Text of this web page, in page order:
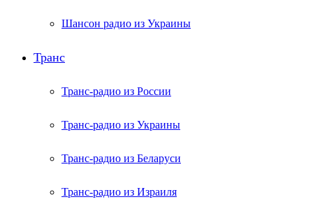
Шансон радио из Украины
Транс
Транс-радио из России
Транс-радио из Украины
Транс-радио из Беларуси
Транс-радио из Израиля